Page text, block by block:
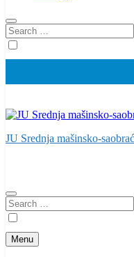
Search
for:
JU Srednja mašinsko-
Search
for:
Menu